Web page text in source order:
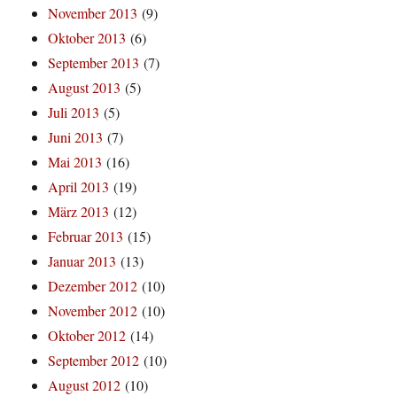
November 2013 (9)
Oktober 2013 (6)
September 2013 (7)
August 2013 (5)
Juli 2013 (5)
Juni 2013 (7)
Mai 2013 (16)
April 2013 (19)
März 2013 (12)
Februar 2013 (15)
Januar 2013 (13)
Dezember 2012 (10)
November 2012 (10)
Oktober 2012 (14)
September 2012 (10)
August 2012 (10)